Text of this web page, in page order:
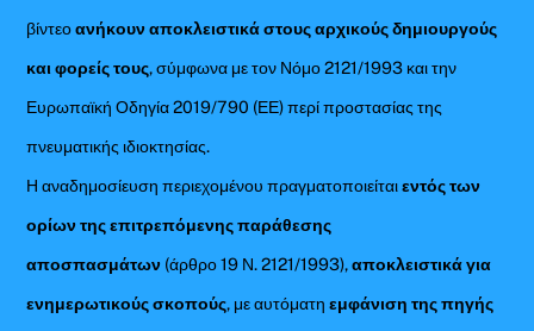
βίντεοανήκουν αποκλειστικά στους αρχικούς δημιουργούς
και φορείς τους, σύμφωνα με τον Νόμο 2121/1993 και την
Ευρωπαϊκή Οδηγία 2019/790 (ΕΕ) περί προστασίας της
πνευματικής ιδιοκτησίας.
Η αναδημοσίευση περιεχομένου πραγματοποιείταιεντός των
ορίων της επιτρεπόμενης παράθεσης
αποσπασμάτων (άρθρο 19 Ν. 2121/1993),αποκλειστικά για
ενημερωτικούς σκοπούς, με αυτόματηεμφάνιση της πηγής